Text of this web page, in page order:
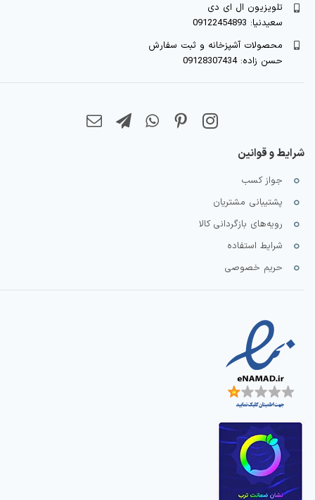
تلویزیون ال ای دی
سعیدنیا: 09122454893
محصولات آشپزخانه و ثبت سفارش
حسن زاده: 09128307434
شرایط و قوانین
جواز کسب
پشتیبانی مشتریان
رویه‌های بازگردانی کالا
شرایط استفاده
حریم خصوصی